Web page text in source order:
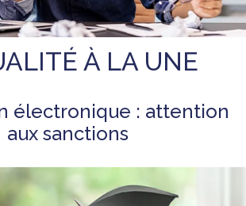
À LA UNE
électronique : attention
aux sanctions